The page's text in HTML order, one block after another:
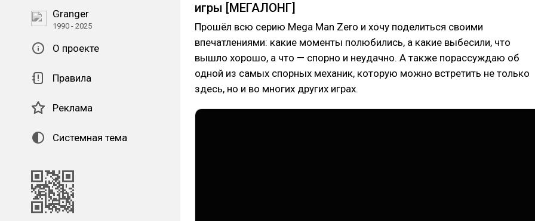
Granger
1990 - 2025
О проекте
Правила
Реклама
Системная тема
игры [МЕГАЛОНГ]
Прошёл всю серию Mega Man Zero и хочу поделиться своими
впечатлениями: какие моменты полюбились, а какие выбесили, что
вышло хорошо, а что — спорно и неудачно. А также порассуждаю об
одной из самых спорных механик, которую можно встретить не только
здесь, но и во многих других играх.